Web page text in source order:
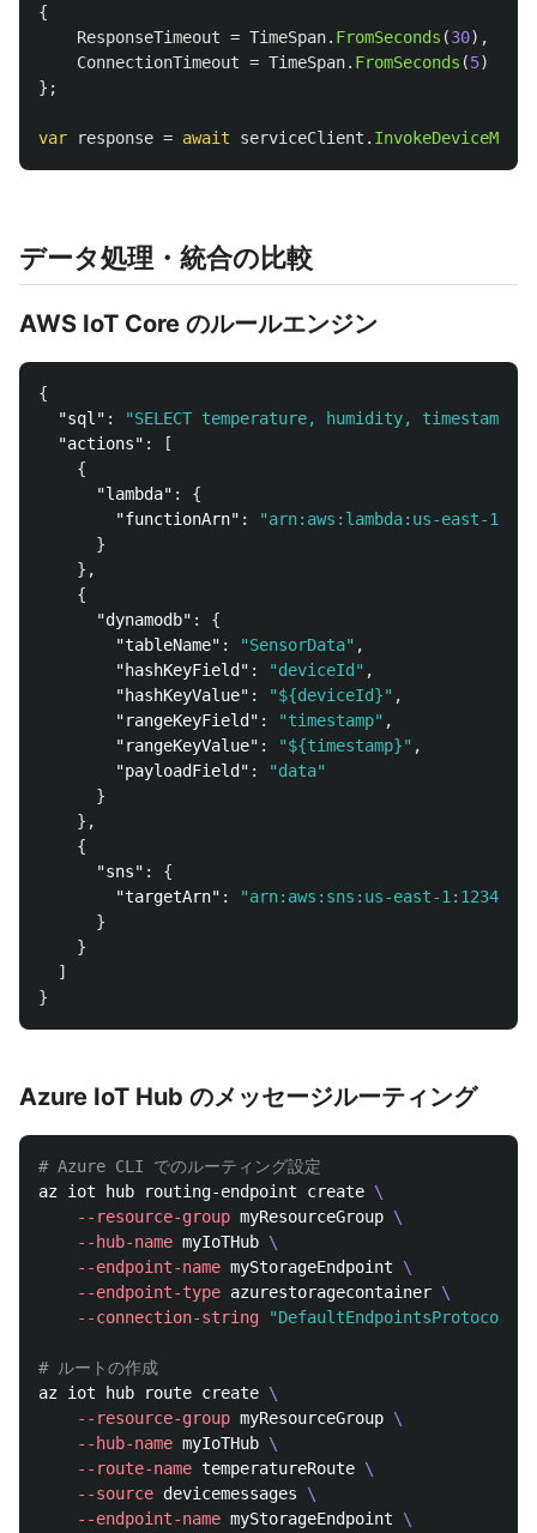
{
ResponseTimeout = TimeSpan. FromSeconds (30),
ConnectionTimeout = TimeSpan. FromSeconds (5)
};
var response = await serviceClient .
データ処理・統合の比較
AWS IoT Core のルールエンジン
{
"sql" :
"SELECT temperature, humidity, timestamp
"actions" :
[
{
"lambda" :
{
"functionArn" :
"arn:aws:lambda:us-east-
}
},
{
"dynamodb" :
{
"tableName" : "SensorData" ,
"hashKeyField" : "deviceId" ,
"hashKeyValue" : "${deviceId}" ,
"rangeKeyField" : "timestamp" ,
"rangeKeyValue" : "${timestamp}" ,
"payloadField" :
"data"
}
},
{
"sns" :
{
"targetArn" :
"arn:aws:sns:us-east-
}
}
]
}
Azure IoT Hub のメッセージルーティング
# Azure CLI でのルーティング設定
az iot hub routing-endpoint create \
--resource-group myResourceGroup \
--hub-name myIoTHub \
--endpoint-name myStorageEndpoint \
--endpoint-type azurestoragecontainer \
--connection-string
# ルートの作成
az iot hub route create \
--resource-group myResourceGroup \
--hub-name myIoTHub \
--route-name temperatureRoute \
--source devicemessages \
--endpoint-name myStorageEndpoint \